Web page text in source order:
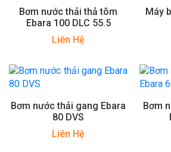
Bơm nước thải thả tõm
Ebara 100 DLC 55.5
Liên Hệ
Máy
Bơm nước thải gang Ebara
80 DVS
Liên Hệ
Bơm